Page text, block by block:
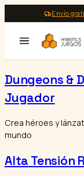
al
contenido
Envío
Dungeons &
Jugador
Crea héroes y
mundo
Alta Tensión